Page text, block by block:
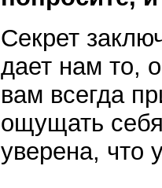
Секрет
дает нам то,
вам всегда
ощущать
уверена, что